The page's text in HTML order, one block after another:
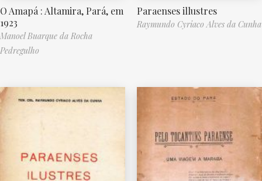
O Amapá : Altamira, Pará, em
1923
Manoel Buarque da Rocha
Pedregulho
Paraenses illustres
Raymundo Cyriaco Alves da Cunha